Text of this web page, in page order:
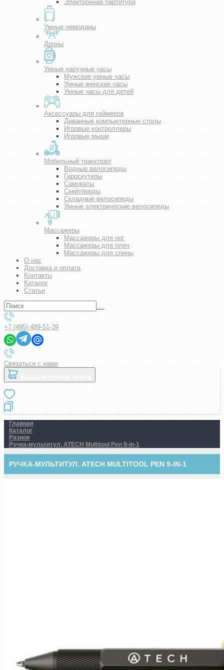
Электронная партитура
Умные чемоданы
Дроны
Умные наручные часы
Мужские умные часы
Умные женские часы
Умные часы для детей
Аксессуары для геймеров
Диванные компьютерные столы
Игровые контроллеры
Игровые мыши
Мобильный транспорт
Водные велосипеды
Гироскутеры
Самокаты
Скейтборды
Складные велосипеды
Умные электрические велосипеды
Массажеры
Массажеры для ног
Массажеры для плеч
Массажеры для спины
О нас
Доставка и оплата
Контакты
Каталог
Статьи
+7 (495) 489-51-39
Связаться с нами
Главная
Каталог
Разное
Ручка-мультитул. ATECH Multitool Pen 9-in-1
РУЧКА-МУЛЬТИТУЛ. ATECH MULTITOOL PEN 9-IN-1